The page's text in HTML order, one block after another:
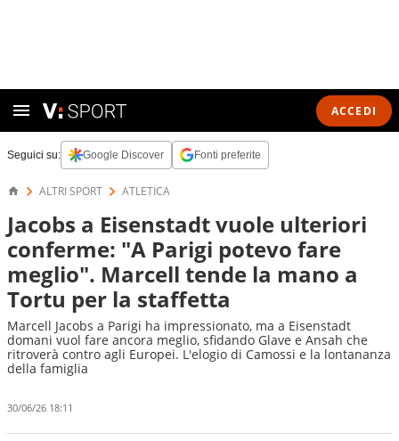
ACCEDI
Seguici su: Google Discover Fonti preferite
ALTRI SPORT ATLETICA
Jacobs a Eisenstadt vuole ulteriori
conferme: "A Parigi potevo fare
meglio". Marcell tende la mano a
Tortu per la staffetta
Marcell Jacobs a Parigi ha impressionato, ma a Eisenstadt
domani vuol fare ancora meglio, sfidando Glave e Ansah che
ritroverà contro agli Europei. L'elogio di Camossi e la lontananza
della famiglia
30/06/26 18:11